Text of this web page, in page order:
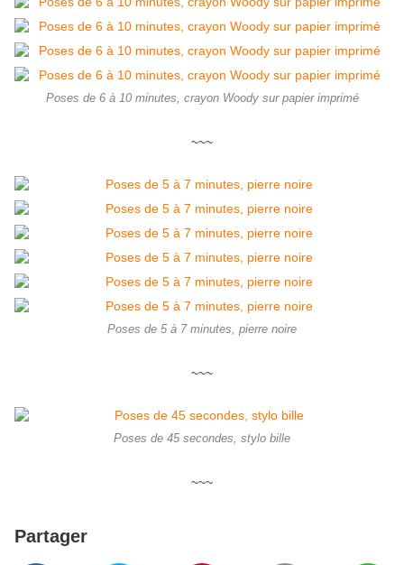
Poses de 6 à 10 minutes, crayon Woody sur papier imprimé
~~~
Poses de 5 à 7 minutes, pierre noire
~~~
Poses de 45 secondes, stylo bille
~~~
Partager